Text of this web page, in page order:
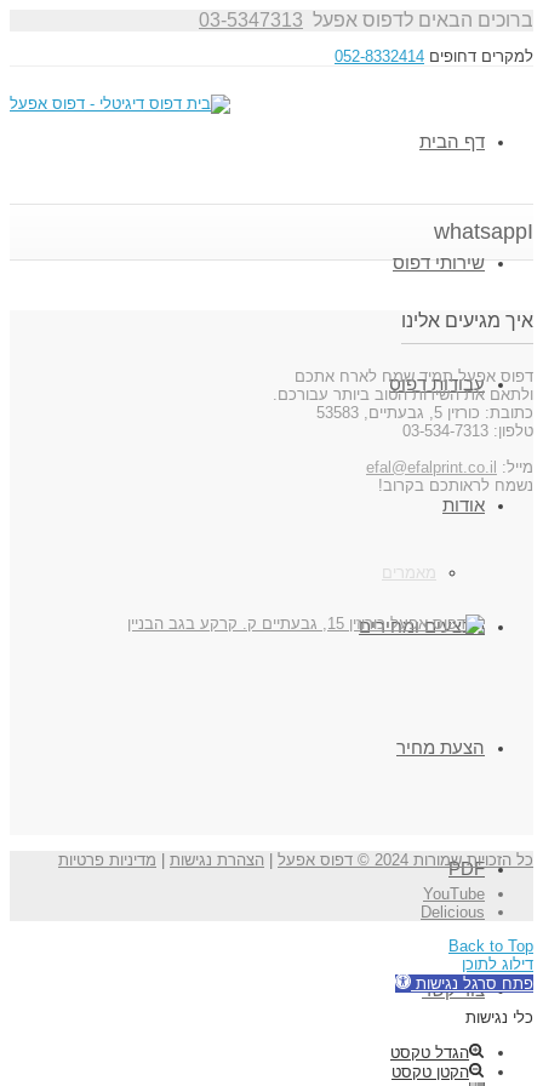
ברוכים הבאים לדפוס אפעל 03-5347313
למקרים דחופים 052-8332414
דף הבית
שירותי דפוס
עבודות דפוס
אודות
מאמרים
מבצעים ומחירים
הצעת מחיר
PDF
צור קשר
whatsappI
איך מגיעים אלינו
דפוס אפעל תמיד שמח לארח אתכם
ולתאם את השירות הטוב ביותר עבורכם.
כתובת: כורזין 5, גבעתיים, 53583
טלפון: 03-534-7313
מייל: efal@efalprint.co.il
נשמח לראותכם בקרוב!
כל הזכויות שמורות 2024 © דפוס אפעל הצהרת נגישות
מדיניות פרטיות
YouTube
Delicious
Back to Top
דילוג לתוכן
פתח סרגל נגישות
כלי נגישות
הגדל טקסט
הקטן טקסט